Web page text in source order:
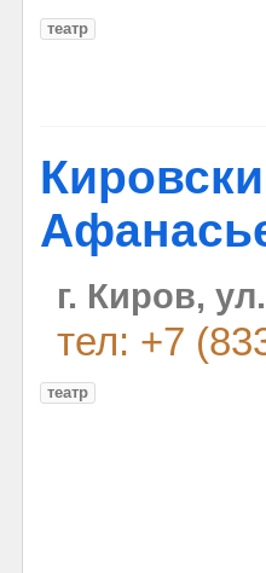
театр
г. Киров,
тел: +7
театр